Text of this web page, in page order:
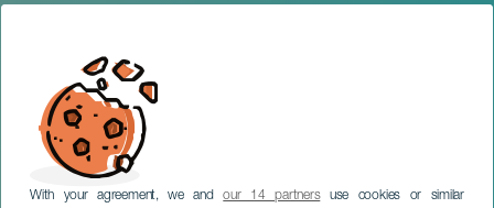
With your agreement, we andour 14 partnersuse cookies or similar